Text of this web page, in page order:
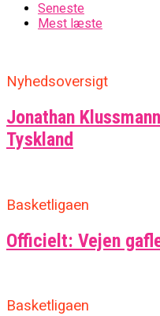
Seneste
Mest læste
Nyhedsoversigt
Jonathan
Tyskland
Basketligaen
Officielt: Vejen
Basketligaen